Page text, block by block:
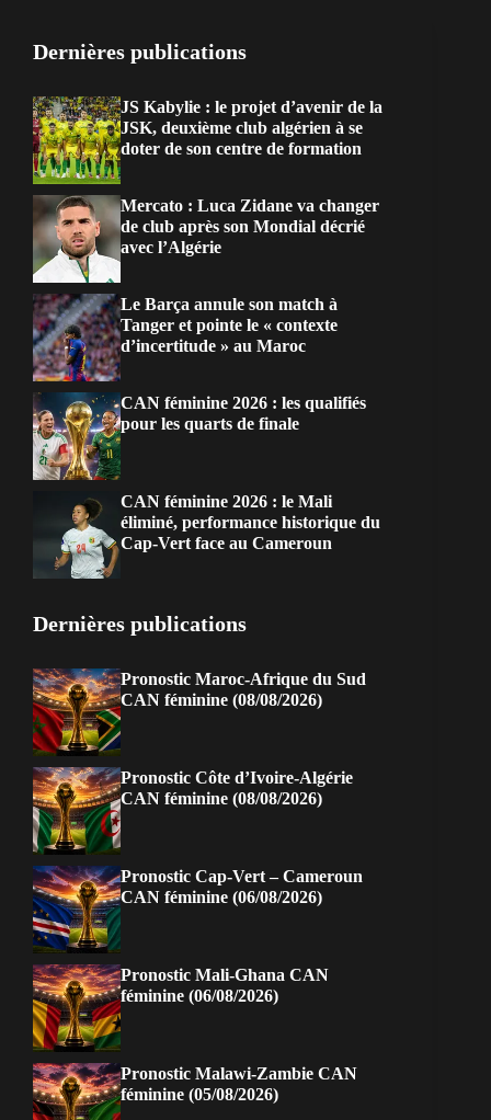
Dernières publications
JS Kabylie : le projet d’avenir de la
JSK, deuxième club algérien à se
doter de son centre de formation
Mercato : Luca Zidane va changer
de club après son Mondial décrié
avec l’Algérie
Le Barça annule son match à
Tanger et pointe le « contexte
d’incertitude » au Maroc
CAN féminine 2026 : les qualifiés
pour les quarts de finale
CAN féminine 2026 : le Mali
éliminé, performance historique du
Cap-Vert face au Cameroun
Dernières publications
Pronostic Maroc-Afrique du Sud
CAN féminine (08/08/2026)
Pronostic Côte d’Ivoire-Algérie
CAN féminine (08/08/2026)
Pronostic Cap-Vert – Cameroun
CAN féminine (06/08/2026)
Pronostic Mali-Ghana CAN
féminine (06/08/2026)
Pronostic Malawi-Zambie CAN
féminine (05/08/2026)